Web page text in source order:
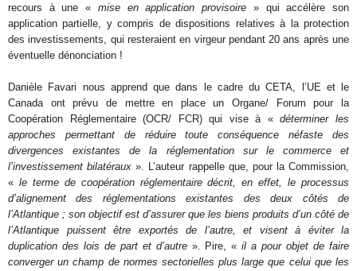
recours à une « mise en application provisoire » qui accélère son
application partielle, y compris de dispositions relatives à la protection
des investissements, qui resteraient en virgeur pendant 20 ans après une
éventuelle dénonciation !
Danièle Favari nous apprend que dans le cadre du CETA, l’UE et le
Canada ont prévu de mettre en place un Organe/ Forum pour la
Coopération Réglementaire (OCR/ FCR) qui vise à «déterminer les
approches permettant de réduire toute conséquence néfaste des
divergences existantes de la réglementation sur le commerce et
l’investissement bilatéraux ». L’auteur rappelle que, pour la Commission,
« le terme de coopération réglementaire décrit, en effet, le processus
d’alignement des réglementations existantes des deux côtés de
l’Atlantique ; son objectif est d’assurer que les biens produits d’un côté de
l’Atlantique puissent être exportés de l’autre, et visent à éviter la
duplication des lois de part et d’autre ». Pire, «il a pour objet de faire
converger un champ de normes sectorielles plus large que celui que les